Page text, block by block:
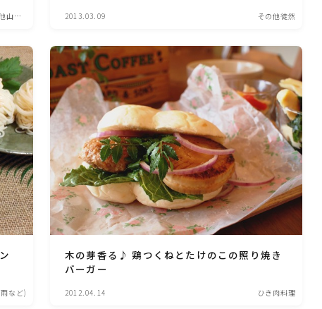
・自然派おやつ
・スコーン・食事パイ・ケー
ち料理
どん・そうめん・春雨な
ソーセー・・スパム・チーズ
揚げ・納豆・豆類・豆製品
山菜
2013.03.09 その他徒然
など)
木の芽香る♪ 鶏つくねとたけのこの照り焼き
バーガー
2012.04.14 ひき肉料理